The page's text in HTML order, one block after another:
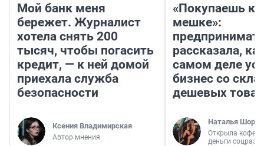
Мой банк меня
бережет. Журналист
хотела снять 200
тысяч, чтобы погасить
кредит, — к ней домой
приехала служба
безопасности
Ксения Владимирская
Автор мнения
«Покупаешь
мешке»:
рассказала,
самом деле
бизнес со
дешевых
Наталья
Открыла
деньги